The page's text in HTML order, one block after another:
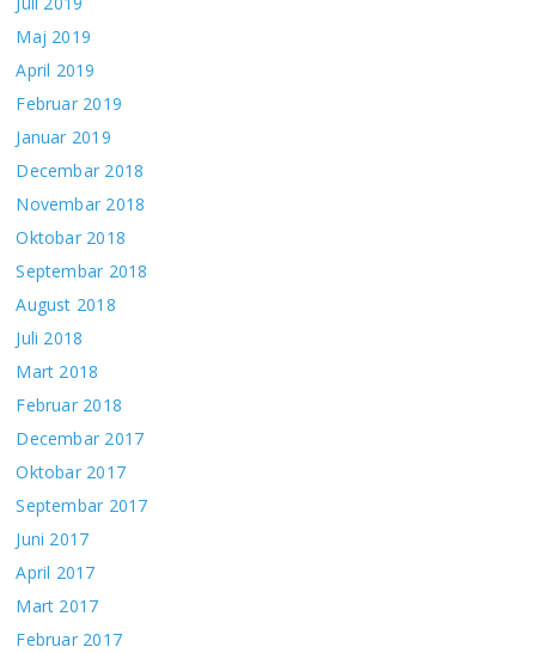
Maj 2019
April 2019
Februar 2019
Januar 2019
Decembar 2018
Novembar 2018
Oktobar 2018
Septembar 2018
August 2018
Juli 2018
Mart 2018
Februar 2018
Decembar 2017
Oktobar 2017
Septembar 2017
Juni 2017
April 2017
Mart 2017
Februar 2017